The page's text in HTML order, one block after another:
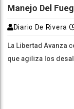
Manejo Del
Diario De Rivera
La Libertad Avanza
que agiliza los